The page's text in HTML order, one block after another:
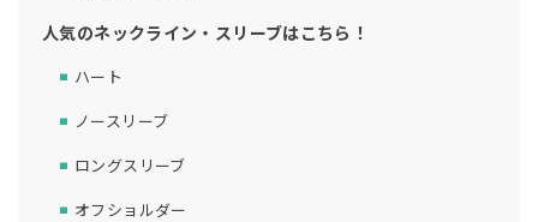
人気のネックライン・スリーブはこちら！
ハート
ノースリーブ
ロングスリーブ
オフショルダー